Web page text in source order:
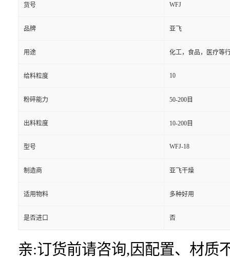
货号 WFJ
品牌 亚飞
用途 化工，食品，医疗等
给料粒度 10
粉碎能力 50-200目
出料粒度 10-200目
型号 WFJ-18
制造商 亚飞干燥
适用物料 多种好用
是否进口 否
亲:订货前请咨询,因配置、材质